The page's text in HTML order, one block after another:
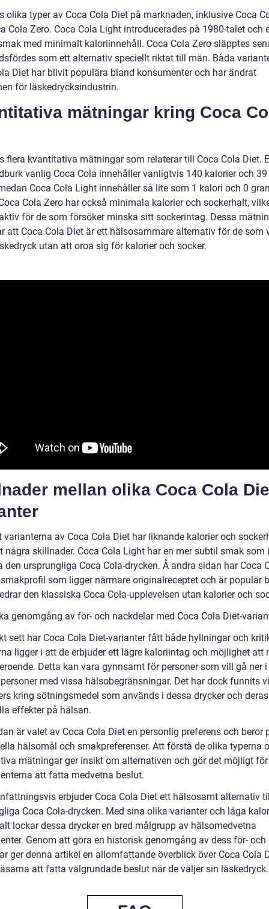
olika typer av Coca Cola Diet på marknaden, inklusive Coca
Cola Zero. Coca Cola Light introducerades på 1980-talet och
med minimalt kaloriinnehåll. Coca Cola Zero släpptes
som ett alternativ speciellt riktat till män. Båda
Diet har blivit populära bland konsumenter och har ändrat
för läskedrycksindustrin.
mätningar kring Coca
flera kvantitativa mätningar som relaterar till Coca Cola Diet.
vanlig Coca Cola innehåller vanligtvis 140 kalorier och
Coca Cola Light innehåller så lite som 1 kalori och 0
Cola Zero har också minimala kalorier och sockerhalt,
för de som försöker minska sitt sockerintag. Dessa
att Coca Cola Diet är ett hälsosammare alternativ för de som
utan att oroa sig för kalorier och socker.
mellan olika Coca Cola
varianterna av Coca Cola Diet har liknande kalorier och
några skillnader. Coca Cola Light har en mer subtil smak som
den ursprungliga Coca Cola-drycken. Å andra sidan har Coca
som ligger närmare originalreceptet och är populär
den klassiska Coca Cola-upplevelsen utan kalorier och
genomgång av för- och nackdelar med Coca Cola Diet-
sett har Coca Cola Diet-varianter fått både hyllningar och
ligger i att de erbjuder ett lägre kaloriintag och möjlighet att
Detta kan vara gynnsamt för personer som vill gå ner
med vissa hälsobegränsningar. Det har dock funnits
kring sötningsmedel som används i dessa drycker och deras
effekter på hälsan.
är valet av Coca Cola Diet en personlig preferens och beror
hälsomål och smakpreferenser. Att förstå de olika typerna
mätningar ger insikt om alternativen och gör det möjligt för
att fatta medvetna beslut.
erbjuder Coca Cola Diet ett hälsosamt alternativ
Coca Cola-drycken. Med sina olika varianter och låga
lockar dessa drycker en bred målgrupp av hälsomedvetna
Genom att göra en historisk genomgång av dess för- och
ger denna artikel en allomfattande överblick över Coca Cola
att fatta välgrundade beslut när de väljer sin läskedryck.